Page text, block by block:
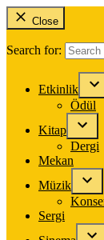
Close
Search for:
Etkinlik
Ödül
Kitap
Dergi
Mekan
Müzik
Sergi